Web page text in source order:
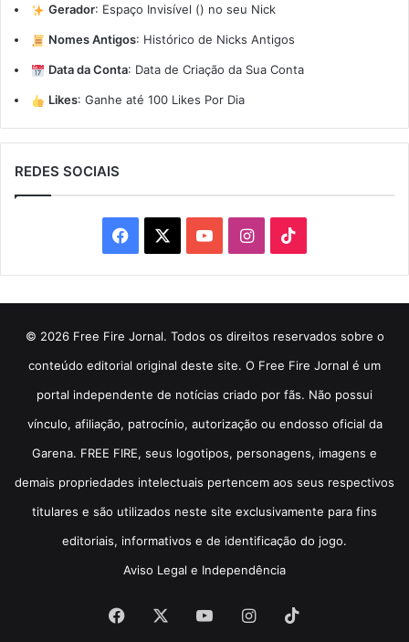
Gerador: Espaço Invisível (ㅤ) no seu Nick
Nomes Antigos: Histórico de Nicks Antigos
Data da Conta: Data de Criação da Sua Conta
Likes: Ganhe até 100 Likes Por Dia
REDES SOCIAIS
Facebook YouTubeInstagram
© 2026 Free Fire Jornal. Todos os direitos reservados sobre o
conteúdo editorial original deste site. O Free Fire Jornal é um
portal independente de notícias criado por fãs. Não possui
vínculo, afiliação, patrocínio, autorização ou endosso oficial da
Garena. FREE FIRE, seus logotipos, personagens, imagens e
demais propriedades intelectuais pertencem aos seus respectivos
titulares e são utilizados neste site exclusivamente para fins
editoriais, informativos e de identificação do jogo.
Aviso Legal e Independência
Facebook YouTubeInstagram